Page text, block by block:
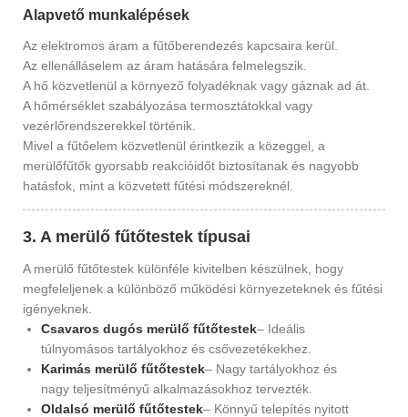
Alapvető munkalépések
Az elektromos áram a fűtőberendezés kapcsaira kerül.
Az ellenálláselem az áram hatására felmelegszik.
A hő közvetlenül a környező folyadéknak vagy gáznak ad át.
A hőmérséklet szabályozása termosztátokkal vagy
vezérlőrendszerekkel történik.
Mivel a fűtőelem közvetlenül érintkezik a közeggel, a
merülőfűtők gyorsabb reakcióidőt biztosítanak és nagyobb
hatásfok, mint a közvetett fűtési módszereknél.
3. A merülő fűtőtestek típusai
A merülő fűtőtestek különféle kivitelben készülnek, hogy
megfeleljenek a különböző működési környezeteknek és fűtési
igényeknek.
Csavaros dugós merülő fűtőtestek– Ideális
túlnyomásos tartályokhoz és csővezetékekhez.
Karimás merülő fűtőtestek– Nagy tartályokhoz és
nagy teljesítményű alkalmazásokhoz tervezték.
Oldalsó merülő fűtőtestek– Könnyű telepítés nyitott